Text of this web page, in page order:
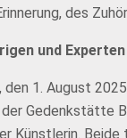
des
und Experten
1. August
Gedenkstätte
Künstlerin. Beide